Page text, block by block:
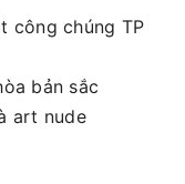
công chúng TP
bản sắc
art nude